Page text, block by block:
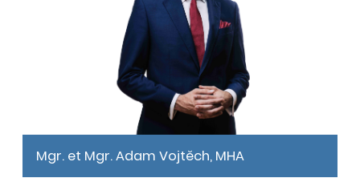
Mgr. et Mgr. Adam Vojtěch, MHA